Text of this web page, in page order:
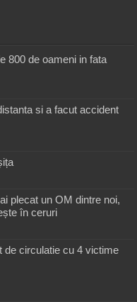
800 de oameni in fata
si a facut accident
plecat un OM dintre noi,
în ceruri
de circulatie cu 4 victime